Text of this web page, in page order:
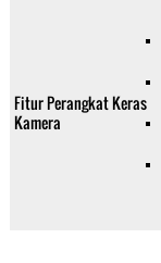
Fitur Perangkat Keras
Kamera